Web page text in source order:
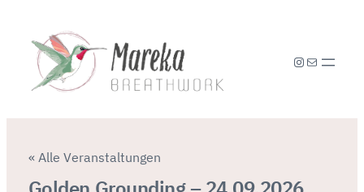
Instagram
E-Mail
« Alle Veranstaltungen